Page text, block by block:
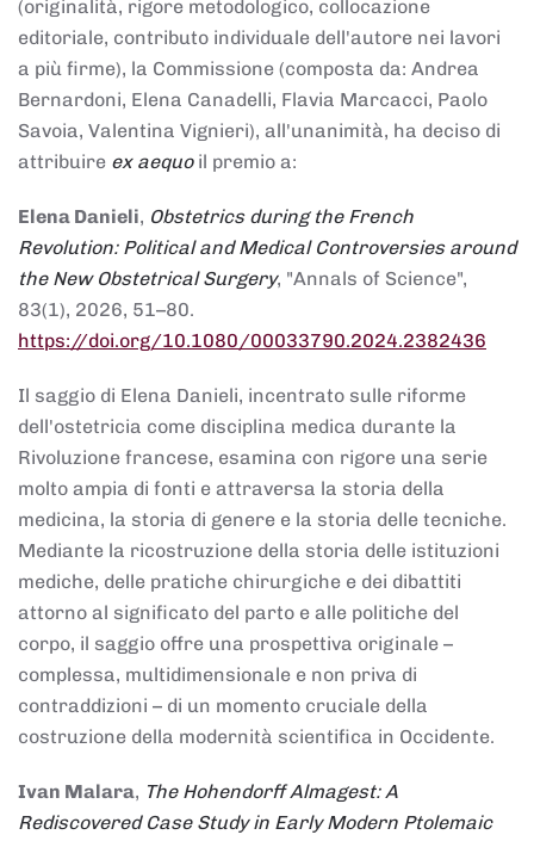
(originalità, rigore metodologico, collocazione
editoriale, contributo individuale dell'autore nei lavori
a più firme), la Commissione (composta da: Andrea
Bernardoni, Elena Canadelli, Flavia Marcacci, Paolo
Savoia, Valentina Vignieri), all'unanimità, ha deciso di
attribuire ex aequoil premio a:
Elena Danieli, Obstetrics during the French
Revolution: Political and Medical Controversies around
the New Obstetrical Surgery, "Annals of Science",
83(1), 2026, 51–80.
https://doi.org/10.1080/00033790.2024.2382436
Il saggio di Elena Danieli, incentrato sulle riforme
dell'ostetricia come disciplina medica durante la
Rivoluzione francese, esamina con rigore una serie
molto ampia di fonti e attraversa la storia della
medicina, la storia di genere e la storia delle tecniche.
Mediante la ricostruzione della storia delle istituzioni
mediche, delle pratiche chirurgiche e dei dibattiti
attorno al significato del parto e alle politiche del
corpo, il saggio offre una prospettiva originale –
complessa, multidimensionale e non priva di
contraddizioni – di un momento cruciale della
costruzione della modernità scientifica in Occidente.
Ivan Malara, The Hohendorff Almagest: A
Rediscovered Case Study in Early Modern Ptolemaic